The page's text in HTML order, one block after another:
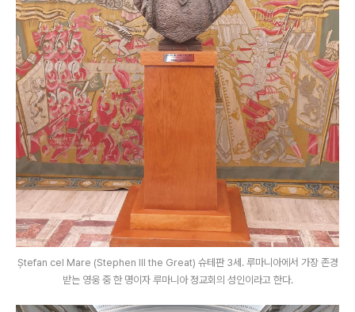
Ștefan cel Mare (Stephen III the Great) 슈테판 3세. 루마니아에서 가장 존경
받는 영웅 중 한 명이자 루마니아 정교회의 성인이라고 한다.